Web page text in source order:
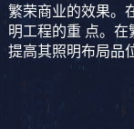
繁荣商业的效果。
明工程的重 点。
提高其照明布局品